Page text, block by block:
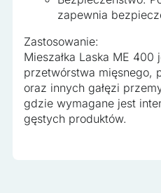
zapewnia
Zastosowanie:
Mieszałka Laska ME 400
przetwórstwa mięsnego,
oraz innych gałęzi
gdzie wymagane jest
gęstych produktów.